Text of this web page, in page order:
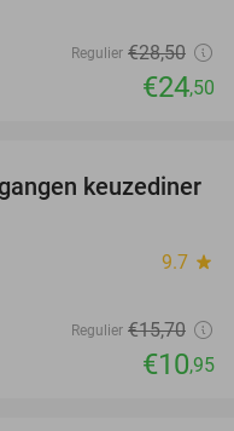
Regulier €28,50
€24,50
30%
keuzediner
9.7 star
Regulier €15,70
€10,95